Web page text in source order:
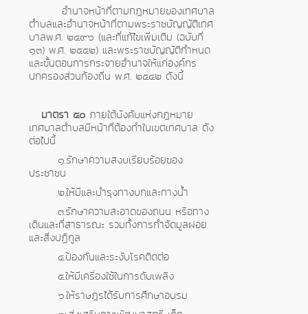
อํานาจหน้าที่ตามกฎหมายของเทศบาล
ตําบลและอํานาจหน้าที่ตามพระราชบัญญัติเทศ
บาลพ.ศ. ๒๔๙๖ (และที่แก้ไขเพิ่มเติม (ฉบับที่
๑๓) พ.ศ. ๒๕๕๒) และพระราชบัญญัติกําหนด
และขั้นตอนการกระจายอํานาจให้แก่องค์กร
ปกครองส่วนท้องถิ่น พ.ศ. ๒๕๔๒ ดังนี้
มาตรา ๕๐ ภายใต้บังคับแห่งกฎหมาย
เทศบาลตำบลมีหน้าที่ต้องทำในเขตเทศบาล ดัง
ต่อไปนี้
๑.รักษาความสงบเรียบร้อยของ
ประชาชน
๒.ให้มีและบำรุงทางบกและทางน้ำ
๓.รักษาความสะอาดของถนน หรือทาง
เดินและที่สาธารณะ รวมทั้งการกำจัดมูลฝอย
และสิ่งปฏิกูล
๔.ป้องกันและระงับโรคติดต่อ
๕.ให้มีเครื่องใช้ในการดับเพลิง
๖.ให้ราษฎรได้รับการศึกษาอบรม